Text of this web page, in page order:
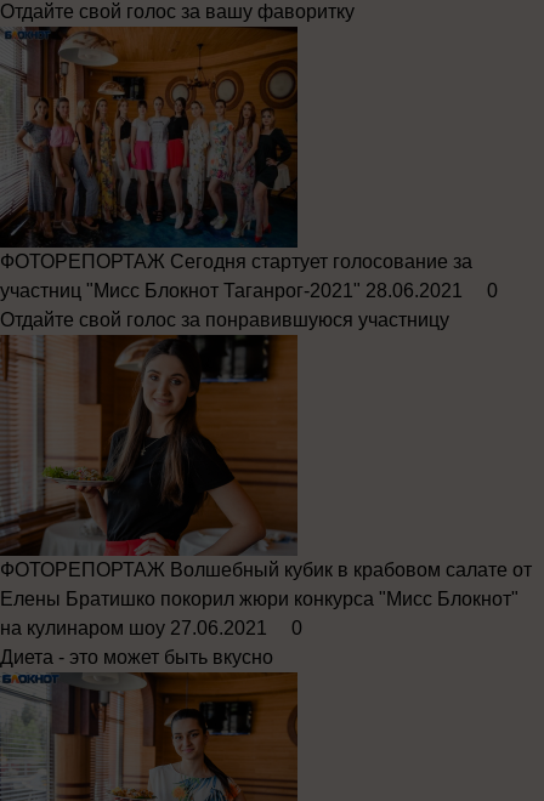
Отдайте свой голос за вашу фаворитку
ФОТОРЕПОРТАЖ Сегодня стартует голосование за
участниц "Мисс Блокнот Таганрог-2021" 28.06.2021
0
Отдайте свой голос за понравившуюся участницу
ФОТОРЕПОРТАЖ Волшебный кубик в крабовом салате от
Елены Братишко покорил жюри конкурса "Мисс Блокнот"
на кулинаром шоу 27.06.2021
0
Диета - это может быть вкусно